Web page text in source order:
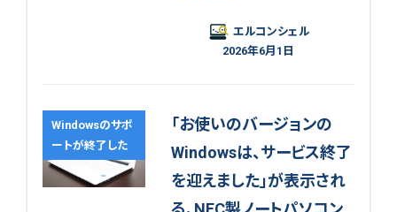
エルコンシェル
2026年6月1日
Windowsのサポ
ートが終了した
「お使いのバージョンの
Windowsは、サービス終了
を迎えました」が表示され